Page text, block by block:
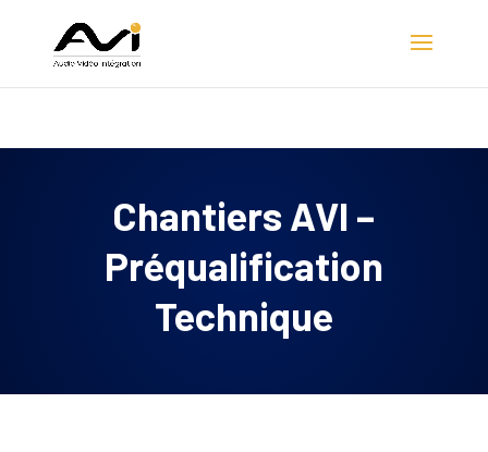
Chantiers AVI –
Préqualification
Technique